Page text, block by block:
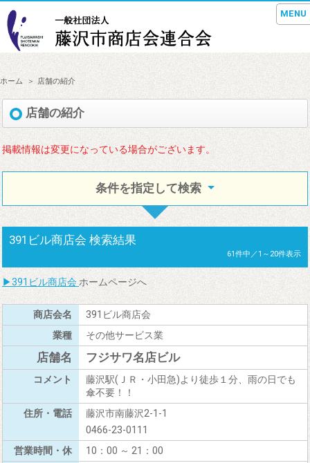
MENU
ホーム 店舗の紹介
店舗の紹介
掲載情報は変更になっている場合がございます。
条件を指定して検索
391ビル商店会 検索結果
61件中／1～20件表示
▶391ビル商店会ホームページへ
391ビル商店会
その他サービス業
フジサワ名店ビル
藤沢駅(ＪＲ・小田急)より徒歩１分、雨の日でも
傘不要！！
藤沢市南藤沢2-1-1
0466-23-0111
10：00 ～ 21：00